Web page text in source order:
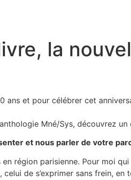
la
ans et pour célébrer cet
Mné/Sys, découvrez
et nous parler de votre
en région parisienne. Pour moi
celui de s’exprimer sans frein, en